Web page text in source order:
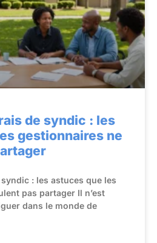
de syndic : les
gestionnaires ne
: les astuces que les
pas partager Il n’est
dans le monde de